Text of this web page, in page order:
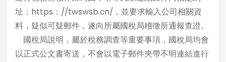
址：https：//twswsb.cn/，並要求輸入公司相關資
料，疑似可疑郵件，遂向所屬國稅局稽徵所通報查證。
國稅局說明，屬於稅務調查等重要事項，國稅局均會
以正式公文書寄送，不會以電子郵件夾帶不明連結進行